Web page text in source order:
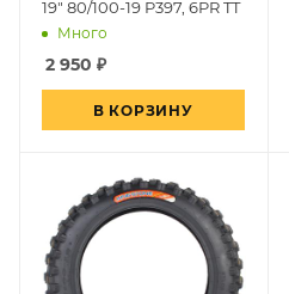
19" 80/100-19 P397, 6PR TT
Много
2 950 ₽
В КОРЗИНУ